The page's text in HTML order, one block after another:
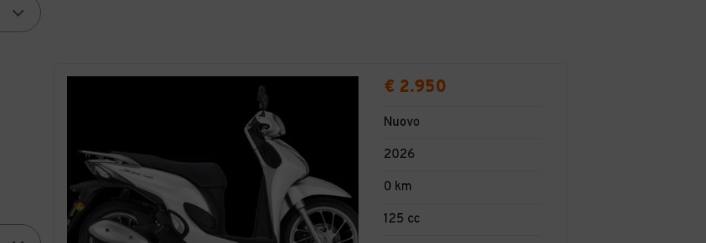
€ 2.950
Nuovo
2026
0 km
125 cc